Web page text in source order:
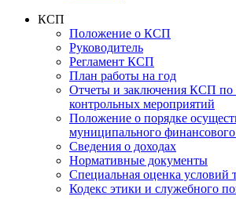
КСП
Положение о КСП
Руководитель
Регламент КСП
План работы на год
Отчеты и заключения КСП по
контрольных мероприятий
Положение о порядке
муниципального финансового
Сведения о доходах
Нормативные документы
Специальная оценка условий
Кодекс этики и служебного